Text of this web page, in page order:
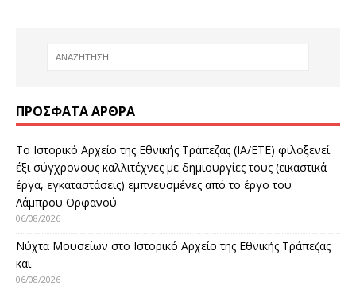
ΠΡΌΣΦΑΤΑ ΆΡΘΡΑ
Το Ιστορικό Αρχείο της Εθνικής Τράπεζας (ΙΑ/ΕΤΕ) φιλοξενεί
έξι σύγχρονους καλλιτέχνες με δημιουργίες τους (εικαστικά
έργα, εγκαταστάσεις) εμπνευσμένες από το έργο του
Λάμπρου Ορφανού
06/08/2026
Νύχτα Μουσείων στο Ιστορικό Αρχείο της Εθνικής Τράπεζας
και
06/08/2026